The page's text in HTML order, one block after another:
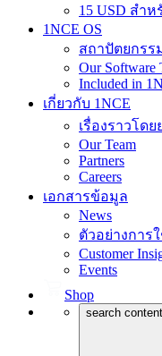
15 USD สำ
1NCE OS
สถาปัตยกรร
Our Software
Included in
เกี่ยวกับ 1NCE
เรื่องราวโด
Our Team
Partners
Careers
เอกสารข้อมูล
News
ตัวอย่างการ
Customer
Events
Shop
search content